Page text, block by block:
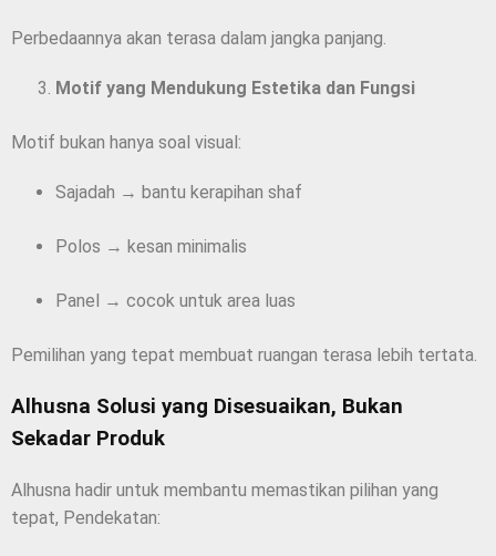
Perbedaannya akan terasa dalam jangka panjang.
Motif yang Mendukung Estetika dan Fungsi
Motif bukan hanya soal visual:
Sajadah → bantu kerapihan shaf
Polos → kesan minimalis
Panel → cocok untuk area luas
Pemilihan yang tepat membuat ruangan terasa lebih tertata.
Alhusna Solusi yang Disesuaikan, Bukan
Sekadar Produk
Alhusna hadir untuk membantu memastikan pilihan yang
tepat, Pendekatan: